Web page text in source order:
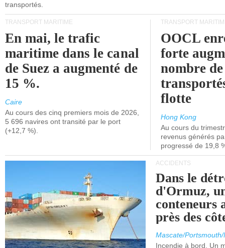
transportés.
TRANSPORT MARITIME
En mai, le trafic
maritime dans le canal
de Suez a augmenté de
15 %.
Caire
Au cours des cinq premiers mois de 2026,
5 696 navires ont transité par le port
(+12,7 %).
TRANSPORT
OOCL
forte
nombre
flotte
Hong Kong
Au cours du
revenus générés
progressé de 19,8
ACCIDENTS
Dans le
d'Ormuz,
conteneurs
près des
Mascate/
Incendie à bord. Un